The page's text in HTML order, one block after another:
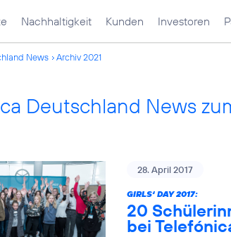
Nachhaltigkeit Kunden Investoren
News Archiv 2021
Deutschland News
28. April 2017
GIRLS‘ DAY 2017:
20
bei